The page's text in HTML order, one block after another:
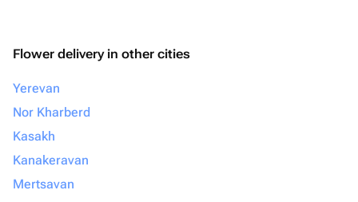
Flower delivery in other cities
Yerevan
Nor Kharberd
Kasakh
Kanakeravan
Mertsavan